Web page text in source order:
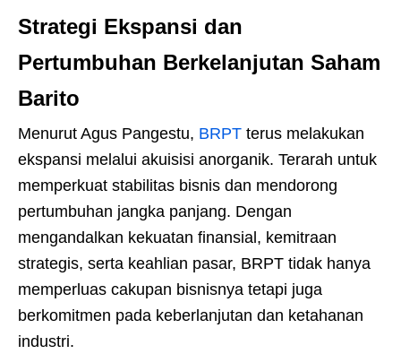
Strategi Ekspansi dan
Pertumbuhan Berkelanjutan Saham
Barito
Menurut Agus Pangestu, BRPT terus melakukan
ekspansi melalui akuisisi anorganik. Terarah untuk
memperkuat stabilitas bisnis dan mendorong
pertumbuhan jangka panjang. Dengan
mengandalkan kekuatan finansial, kemitraan
strategis, serta keahlian pasar, BRPT tidak hanya
memperluas cakupan bisnisnya tetapi juga
berkomitmen pada keberlanjutan dan ketahanan
industri.